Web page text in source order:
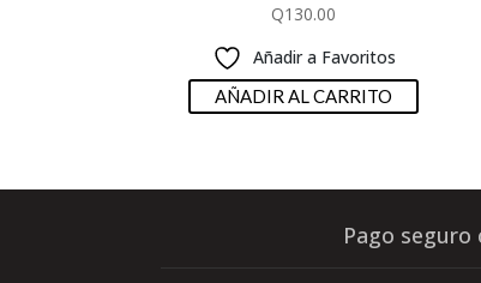
Q130.00
Añadir a Favoritos
AÑADIR AL CARRITO
Pago